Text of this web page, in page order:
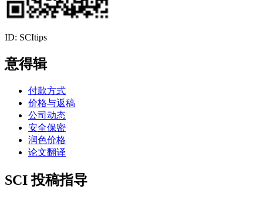
ID: SCItips
意得辑
付款方式
价格与返稿
公司动态
安全保密
润色价格
论文翻译
SCI 投稿指导